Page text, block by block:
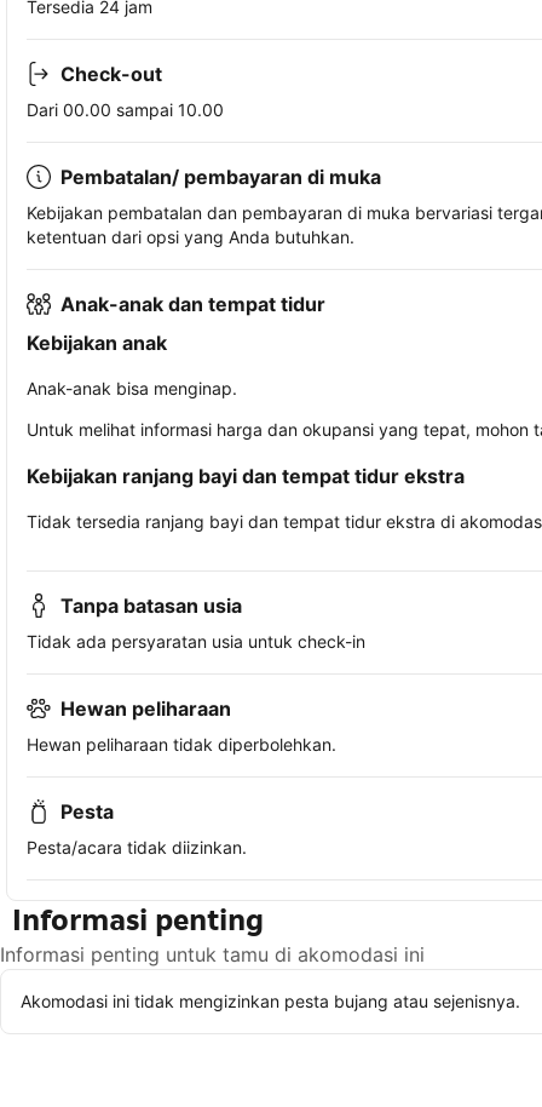
Tersedia 24 jam
Check-out
Dari 00.00 sampai 10.00
Pembatalan/ pembayaran di muka
Kebijakan pembatalan dan pembayaran di muka bervariasi
ketentuan dari opsi yang Anda butuhkan.
Anak-anak dan tempat tidur
Kebijakan anak
Anak-anak bisa menginap.
Untuk melihat informasi harga dan okupansi yang tepat,
Kebijakan ranjang bayi dan tempat tidur ekstra
Tidak tersedia ranjang bayi dan tempat tidur ekstra di
Tanpa batasan usia
Tidak ada persyaratan usia untuk check-in
Hewan peliharaan
Hewan peliharaan tidak diperbolehkan.
Pesta
Pesta/acara tidak diizinkan.
Informasi penting
Informasi penting untuk tamu di akomodasi ini
Akomodasi ini tidak mengizinkan pesta bujang atau sejenisnya.